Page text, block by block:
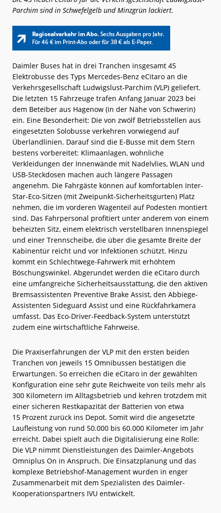
Parchim sind in Schwefelgelb und Minzgrün lackiert.
Daimler Buses hat in drei Tranchen insgesamt 45
Elektrobusse des Typs Mercedes-Benz eCitaro an die
Verkehrsgesellschaft Ludwigslust-Parchim (VLP) geliefert.
Die letzten 15 Fahrzeuge trafen Anfang Januar 2023 bei
dem Beteiber aus Hagenow (in der Nähe von Schwerin)
ein. Eine Besonderheit: Die von zwölf Betriebsstellen aus
eingesetzten Solobusse verkehren vorwiegend auf
Überlandlinien. Darauf sind die E-Busse mit dem Stern
bestens vorbereitet: Klimaanlagen, wohnliche
Verkleidungen der Innenwände mit Nadelvlies, WLAN und
USB-Steckdosen machen auch längere Passagen
angenehm. Die Fahrgäste können auf komfortablen Inter-
Star-Eco-Sitzen (mit Zweipunkt-Sicherheitsgurten) Platz
nehmen, die im vorderen Wagenteil auf Podesten montiert
sind. Das Fahrpersonal profitiert unter anderem von einem
beheizten Sitz, einem elektrisch verstellbaren Innenspiegel
und einer Trennscheibe, die über die gesamte Breite der
Kabinentür reicht und vor Infektionen schützt. Hinzu
kommt ein Schlechtwege-Fahrwerk mit erhöhtem
Böschungswinkel. Abgerundet werden die eCitaro durch
eine umfangreiche Sicherheitsausstattung, die den aktiven
Bremsassistenten Preventive Brake Assist, den Abbiege-
Assistenten Sideguard Assist und eine Rückfahrkamera
umfasst. Das Eco-Driver-Feedback-System unterstützt
zudem eine wirtschaftliche Fahrweise.
Die Praxiserfahrungen der VLP mit den ersten beiden
Tranchen von jeweils 15 Omnibussen bestätigen die
Erwartungen. So erreichen die eCitaro in der gewählten
Konfiguration eine sehr gute Reichweite von teils mehr als
300 Kilometern im Alltagsbetrieb und kehren trotzdem mit
einer sicheren Restkapazität der Batterien von etwa
15 Prozent zurück ins Depot. Somit wird die angesetzte
Laufleistung von rund 50.000 bis 60.000 Kilometer im Jahr
erreicht. Dabei spielt auch die Digitalisierung eine Rolle:
Die VLP nimmt Dienstleistungen des Daimler-Angebots
Omniplus On in Anspruch. Die Einsatzplanung und das
komplexe Betriebshof-Management wurden in enger
Zusammenarbeit mit dem Spezialisten des Daimler-
Kooperationspartners IVU entwickelt.